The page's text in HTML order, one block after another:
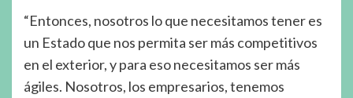
“Entonces, nosotros lo que necesitamos tener es
un Estado que nos permita ser más competitivos
en el exterior, y para eso necesitamos ser más
ágiles. Nosotros, los empresarios, tenemos